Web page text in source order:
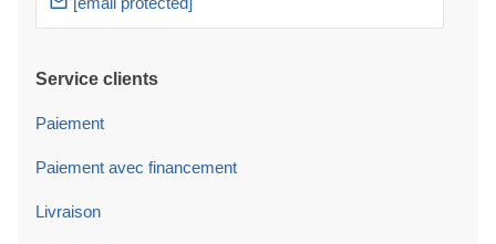
Service clients
Paiement
Paiement avec financement
Livraison